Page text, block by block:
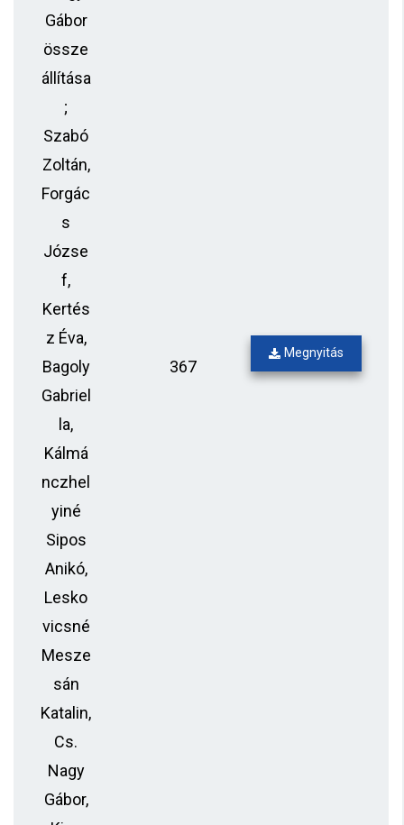
Gábor
össze
állítása
;
Szabó
Zoltán,
Forgác
s
Józse
f,
Kertés
z Éva,
Bagoly
Gabriel
la,
Kálmá
nczhel
yiné
Sipos
Anikó,
Lesko
vicsné
Mesze
sán
Katalin,
Cs.
Nagy
Gábor,
367
Megnyitás